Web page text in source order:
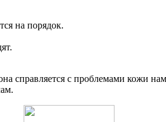
на порядок.
справляется с проблемами кожи